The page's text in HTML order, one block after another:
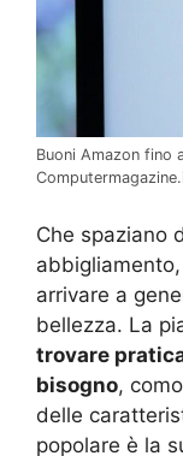
Buoni Amazon fino
Che spaziano
arrivare a
bellezza. La
trovare
bisogno,
delle
popolare è la